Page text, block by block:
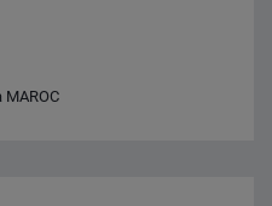
MAROC